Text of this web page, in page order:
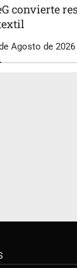
convierte
Agosto de 2026